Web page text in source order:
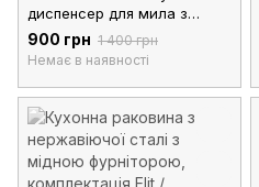
диспенсер для мила з
цифровим дисплеєм,
акумуляторний із
термометром
900 грн 1 400 грн
Немає в наявності